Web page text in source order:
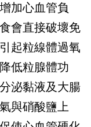
加心血管負
會直接破壞免
起粒線體過氧
低粒腺體功
泌黏液及大腸
與硝酸鹽上